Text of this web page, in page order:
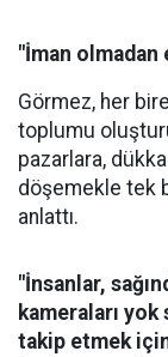
"İman olmadan
Görmez, her
toplumu
pazarlara,
döşemekle tek
anlattı.
"İnsanlar,
kameraları
takip etmek